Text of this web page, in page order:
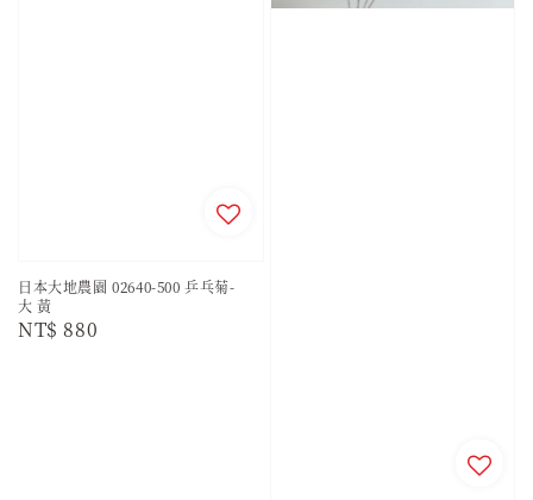
日本大地農園 02640-500 乒乓菊-
大 黃
Regular
NT$ 880